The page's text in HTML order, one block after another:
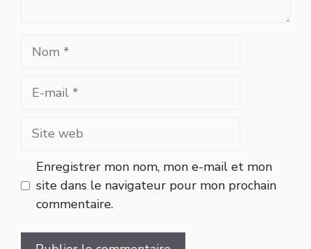
Nom
Site
Enregistrer mon nom, mon e-mail et mon
site dans le navigateur pour mon prochain
commentaire.